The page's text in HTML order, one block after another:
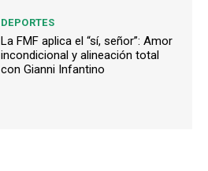
DEPORTES
La FMF aplica el “sí, señor”: Amor
incondicional y alineación total
con Gianni Infantino